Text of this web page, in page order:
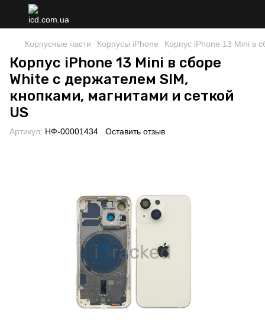
Корпусные части Корпусы iPhone Корпус iPhone 13 Mini в
Корпус iPhone 13 Mini в сборе
White с держателем SIM,
кнопками, магнитами и сеткой
US
Артикул: НФ-00001434 Оставить отзыв